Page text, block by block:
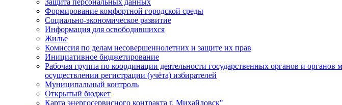
Защита персональных данных
Формирование комфортной городской среды
Социально-экономическое развитие
Информация для освободившихся
Жилье
Комиссия по делам несовершеннолетних и защите их прав
Инициативное бюджетирование
Рабочая группа по координации деятельности государственных органов и
осуществлении регистрации (учёта) избирателей
Муниципальный контроль
Открытый бюджет
Карта энергосервисного контракта г. Михайловск"